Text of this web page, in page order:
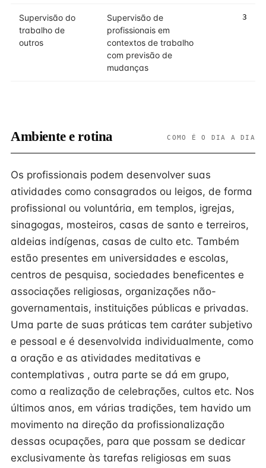
Supervisão do
trabalho de
outros
Supervisão de
profissionais em
contextos de trabalho
com previsão de
mudanças
3
Ambiente e rotina COMO É O DIA A DIA
Os profissionais podem desenvolver suas
atividades como consagrados ou leigos, de forma
profissional ou voluntária, em templos, igrejas,
sinagogas, mosteiros, casas de santo e terreiros,
aldeias indígenas, casas de culto etc. Também
estão presentes em universidades e escolas,
centros de pesquisa, sociedades beneficentes e
associações religiosas, organizações não-
governamentais, instituições públicas e privadas.
Uma parte de suas práticas tem caráter subjetivo
e pessoal e é desenvolvida individualmente, como
a oração e as atividades meditativas e
contemplativas , outra parte se dá em grupo,
como a realização de celebrações, cultos etc. Nos
últimos anos, em várias tradições, tem havido um
movimento na direção da profissionalização
dessas ocupações, para que possam se dedicar
exclusivamente às tarefas religiosas em suas